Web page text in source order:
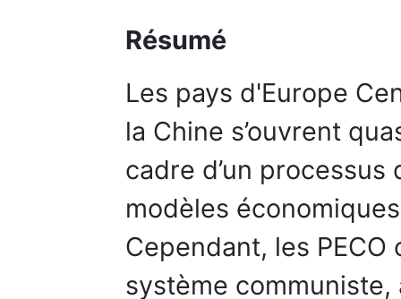
Résumé
Les pays d'Europe
la Chine s’ouvrent
cadre d’un
modèles
Cependant, les
système